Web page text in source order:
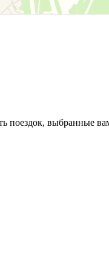
поездок,